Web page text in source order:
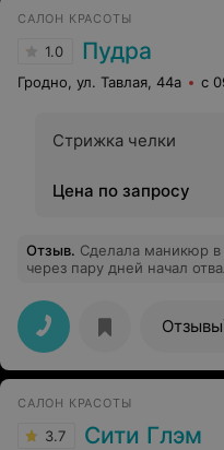
САЛОН КРАСОТЫ
1.0 Пудра
Гродно, ул. Тавлая, 44а с
Стрижка челки
Цена по запросу
Отзыв. Сделала маникюр в
через пару дней начал
Отзывы
САЛОН КРАСОТЫ
3.7 Сити Глэм